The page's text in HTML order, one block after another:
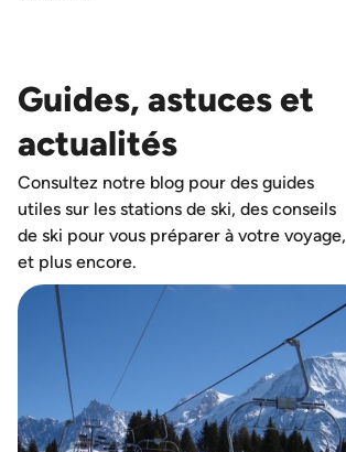
Guides, astuces et
actualités
Consultez notre blog pour des guides
utiles sur les stations de ski, des conseils
de ski pour vous préparer à votre voyage,
et plus encore.